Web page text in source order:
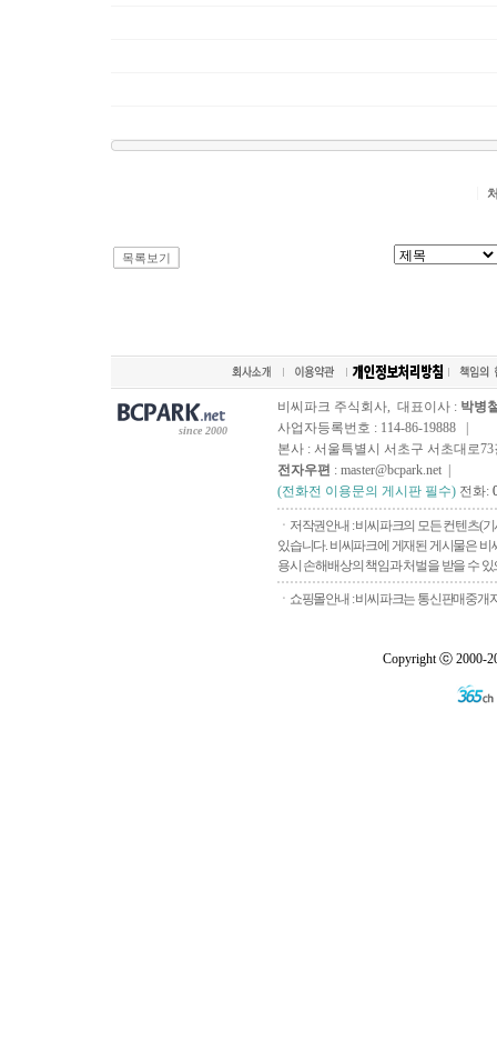
목록보기
since 2000
비씨파크 주식회사, 대표이사 : 박병
사업자등록번호 : 114-86-19888 |
본사 : 서울특별시 서초구 서초대로73
전자우편 : master@bcpark.net |
(전화전 이용문의 게시판 필수) 전화:
ㆍ저작권안내 : 비씨파크의 모든 컨텐츠(
있습니다. 비씨파크에 게재된 게시물은
용시 손해배상의 책임과 처벌을 받을 수
ㆍ쇼핑몰안내 : 비씨파크는 통신판매중개
Copyright ⓒ 2000-